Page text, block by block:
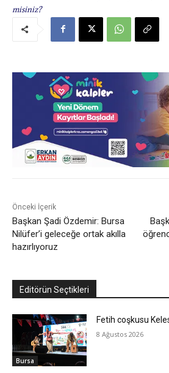
misiniz?
Önceki İçerik
Başkan Şadi Özdemir: Bursa
Nilüfer’i geleceğe ortak akılla
hazırlıyoruz
Editörün Seçtikleri
Bursa
Fetih coşkusu
8 Ağustos 2026